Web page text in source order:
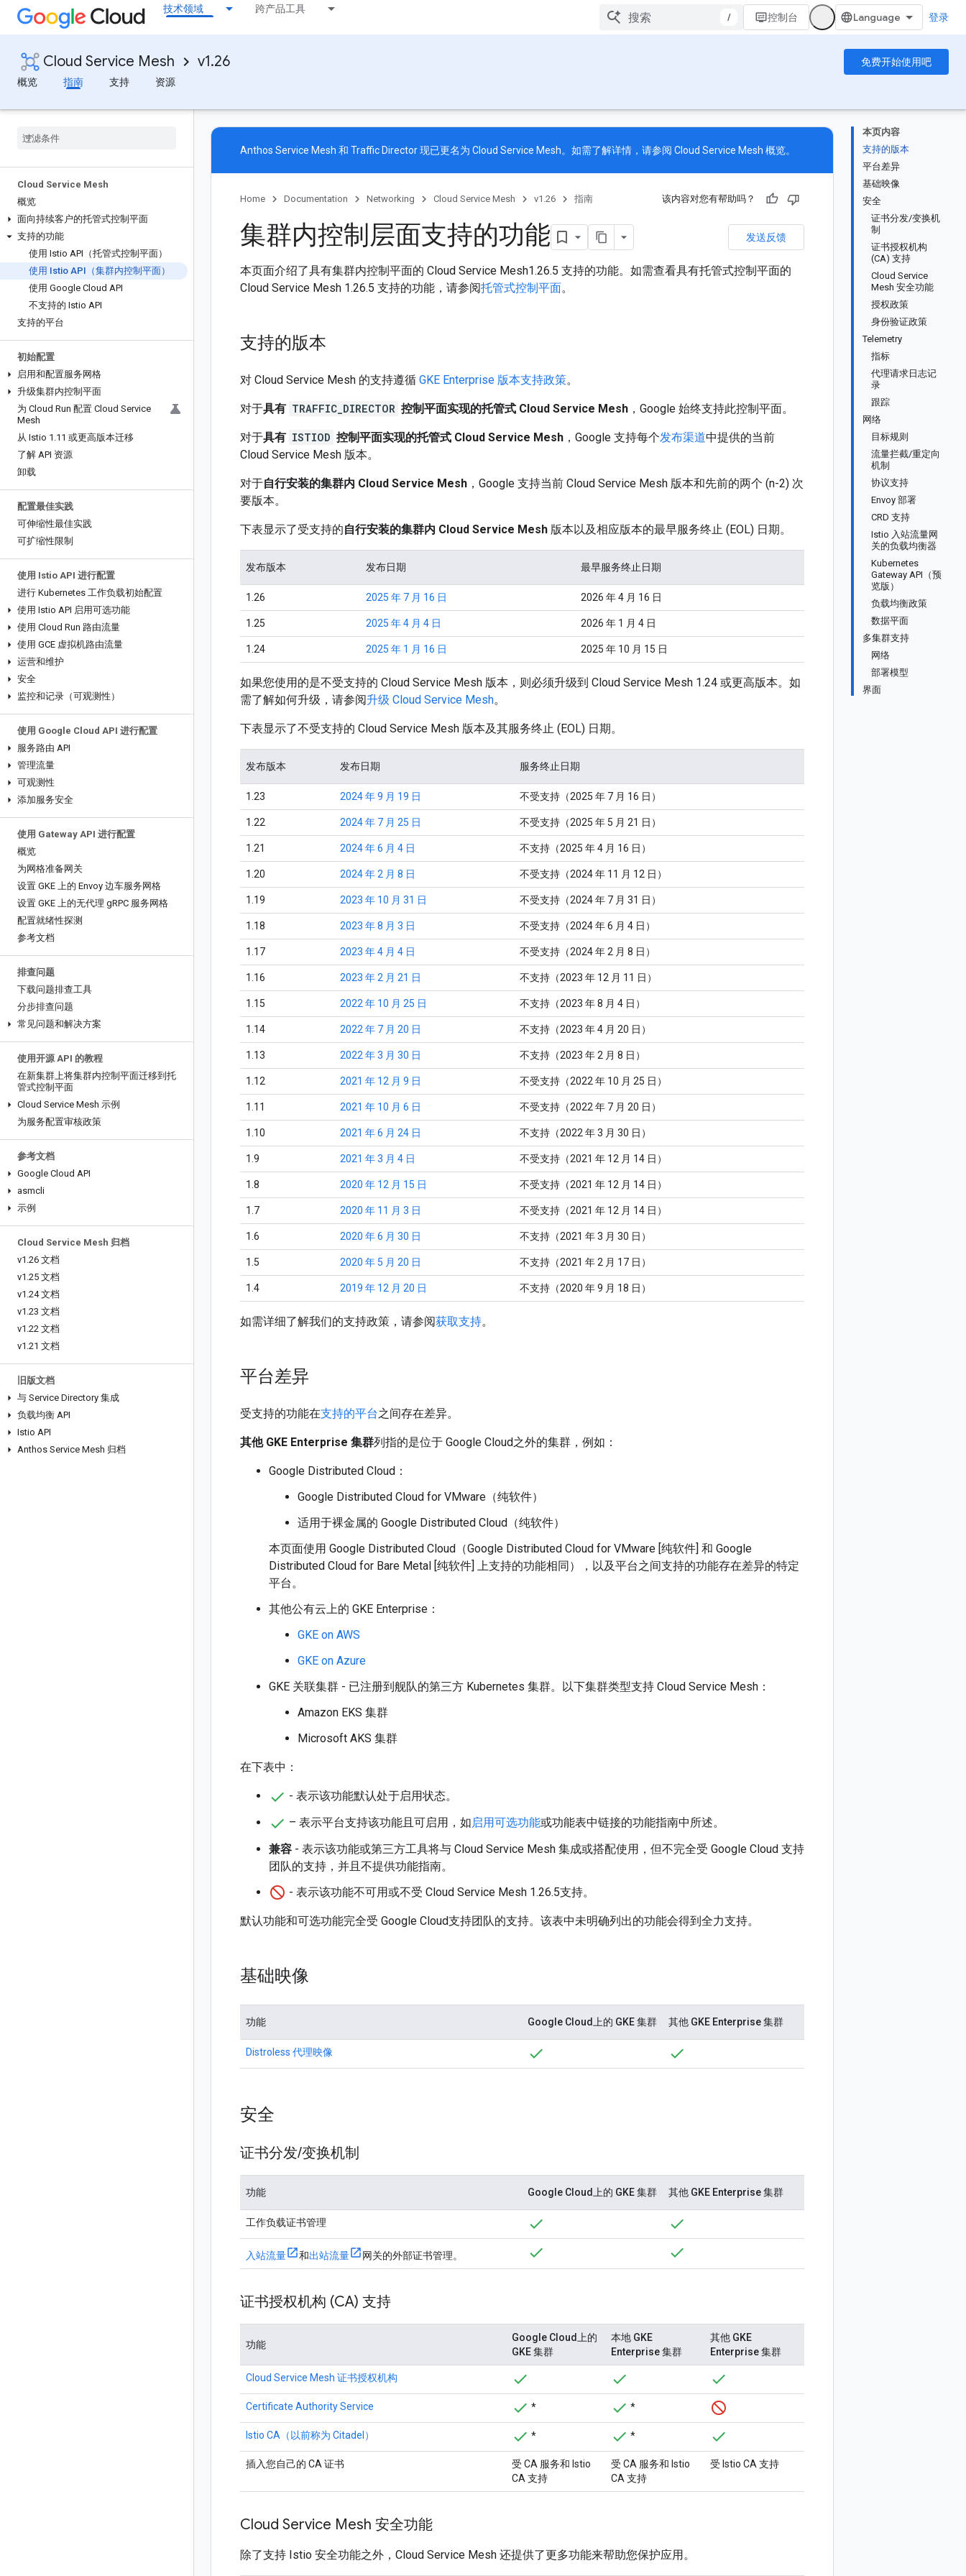
技术领域 跨产品工具
/ 控制台 登录
Cloud Service Mesh v1.26
免费开始使用吧
概览
指南 支持 资源
Cloud Service Mesh
概览
面向持续客户的托管式控制平面
支持的功能
使用 Istio API（托管式控制平面）
使用 Istio API（集群内控制平面）
使用 Google Cloud API
不支持的 Istio API
支持的平台
初始配置
启用和配置服务网格
升级集群内控制平面
为 Cloud Run 配置 Cloud Service
Mesh
从 Istio 1 .11 或更高版本迁移
了解 API 资源
卸载
配置最佳实践
可伸缩性最佳实践
可扩缩性限制
使用 Istio API 进行配置
进行 Kubernetes 工作负载初始配置
使用 Istio API 启用可选功能
使用 Cloud Run 路由流量
使用 GCE 虚拟机路由流量
运营和维护
安全
监控和记录（可观测性）
使用 Google Cloud API 进行配置
服务路由 API
管理流量
可观测性
添加服务安全
使用 Gateway API 进行配置
概览
为网格准备网关
设置 GKE 上的 Envoy 边车服务网格
设置 GKE 上的无代理 gRPC 服务网格
配置就绪性探测
参考文档
排查问题
下载问题排查工具
分步排查问题
常见问题和解决方案
使用开源 API 的教程
在新集群上将集群内控制平面迁移到托
管式控制平面
Cloud Service Mesh 示例
为服务配置审核政策
参考文档
Google Cloud API
asmcli
示例
Cloud Service Mesh 归档
v1 .26 文档
v1 .25 文档
v1 .24 文档
v1 .23 文档
v1 .22 文档
v1 .21 文档
旧版文档
与 Service Directory 集成
负载均衡 API
Istio API
Anthos Service Mesh 归档
本页内容
支持的版本
平台差异
基础映像
安全
证书分发/变换机
制
证书授权机构
(CA) 支持
Cloud Service
Mesh 安全功能
授权政策
身份验证政策
Telemetry
指标
代理请求日志记
录
跟踪
网络
目标规则
流量拦截/重定向
机制
协议支持
Envoy 部署
CRD 支持
Istio 入站流量网
关的负载均衡器
Kubernetes
Gateway API（预
览版）
负载均衡政策
数据平面
多集群支持
网络
部署模型
界面
Anthos Service Mesh 和 Traffic Director 现已更名为 Cloud Service Mesh。如需了解详情，请参阅 Cloud Service Mesh 概览。
Home Documentation Networking Cloud Service Mesh v1.26 指南 该内容对您有帮助吗？
发送反馈
集群内控制层面支持的功能
本页面介绍了具有集群内控制平面的 Cloud Service Mesh1.26.5 支持的功能。如需查看具有托管式控制平面的
Cloud Service Mesh 1.26.5 支持的功能，请参阅托管式控制平面。
支持的版本
对 Cloud Service Mesh 的支持遵循 GKE Enterprise 版本支持政策。
对于具有 TRAFFIC_DIRECTOR 控制平面实现的托管式 Cloud Service Mesh ，Google 始终支持此控制平面。
对于具有 ISTIOD 控制平面实现的托管式 Cloud Service Mesh ，Google 支持每个发布渠道中提供的当前
Cloud Service Mesh 版本。
对于自行安装的集群内 Cloud Service Mesh ，Google 支持当前 Cloud Service Mesh 版本和先前的两个 (n-2) 次
要版本。
下表显示了受支持的自行安装的集群内 Cloud Service Mesh 版本以及相应版本的最早服务终止 (EOL) 日期。
发布版本 发布日期 最早服务终止日期
1.26 2025 年 7 月 16 日 2026 年 4 月 16 日
1.25 2025 年 4 月 4 日 2026 年 1 月 4 日
1.24 2025 年 1 月 16 日 2025 年 10 月 15 日
如果您使用的是不受支持的 Cloud Service Mesh 版本，则必须升级到 Cloud Service Mesh 1.24 或更高版本。如
需了解如何升级，请参阅升级 Cloud Service Mesh。
下表显示了不受支持的 Cloud Service Mesh 版本及其服务终止 (EOL) 日期。
发布版本 发布日期 服务终止日期
1.23 2024 年 9 月 19 日 不受支持（2025 年 7 月 16 日）
1.22 2024 年 7 月 25 日 不受支持（2025 年 5 月 21 日）
1.21 2024 年 6 月 4 日 不支持（2025 年 4 月 16 日）
1.20 2024 年 2 月 8 日 不受支持（2024 年 11 月 12 日）
1.19 2023 年 10 月 31 日 不受支持（2024 年 7 月 31 日）
1.18 2023 年 8 月 3 日 不受支持（2024 年 6 月 4 日）
1.17 2023 年 4 月 4 日 不受支持（2024 年 2 月 8 日）
1.16 2023 年 2 月 21 日 不支持（2023 年 12 月 11 日）
1.15 2022 年 10 月 25 日 不支持（2023 年 8 月 4 日）
1.14 2022 年 7 月 20 日 不支持（2023 年 4 月 20 日）
1.13 2022 年 3 月 30 日 不支持（2023 年 2 月 8 日）
1.12 2021 年 12 月 9 日 不受支持（2022 年 10 月 25 日）
1.11 2021 年 10 月 6 日 不受支持（2022 年 7 月 20 日）
1.10 2021 年 6 月 24 日 不支持（2022 年 3 月 30 日）
1.9 2021 年 3 月 4 日 不受支持（2021 年 12 月 14 日）
1.8 2020 年 12 月 15 日 不受支持（2021 年 12 月 14 日）
1.7 2020 年 11 月 3 日 不受支持（2021 年 12 月 14 日）
1.6 2020 年 6 月 30 日 不支持（2021 年 3 月 30 日）
1.5 2020 年 5 月 20 日 不支持（2021 年 2 月 17 日）
1.4 2019 年 12 月 20 日 不支持（2020 年 9 月 18 日）
如需详细了解我们的支持政策，请参阅获取支持。
平台差异
受支持的功能在支持的平台之间存在差异。
其他 GKE Enterprise 集群列指的是位于 Google Cloud之外的集群，例如：
Google Distributed Cloud：
Google Distributed Cloud for VMware（纯软件）
适用于裸金属的 Google Distributed Cloud（纯软件）
本页面使用 Google Distributed Cloud（Google Distributed Cloud for VMware [纯软件] 和 Google
Distributed Cloud for Bare Metal [纯软件] 上支持的功能相同），以及平台之间支持的功能存在差异的特定
平台。
其他公有云上的 GKE Enterprise：
GKE on AWS
GKE on Azure
GKE 关联集群 - 已注册到舰队的第三方 Kubernetes 集群。以下集群类型支持 Cloud Service Mesh：
Amazon EKS 集群
Microsoft AKS 集群
在下表中：
- 表示该功能默认处于启用状态。
– 表示平台支持该功能且可启用，如 启用可选功能或功能表中链接的功能指南中所述。
兼容 - 表示该功能或第三方工具将与 Cloud Service Mesh 集成或搭配使用，但不完全受 Google Cloud 支持
团队的支持，并且不提供功能指南。
- 表示该功能不可用或不受 Cloud Service Mesh 1.26.5支持。
默认功能和可选功能完全受 Google Cloud支持团队的支持。该表中未明确列出的功能会得到全力支持。
基础映像
功能 Google Cloud上的 GKE 集群 其他 GKE Enterprise 集群
Distroless 代理映像
安全
证书分发/变换机制
功能 Google Cloud上的 GKE 集群 其他 GKE Enterprise 集群
工作负载证书管理
入站流量 和出站流量 网关的外部证书管理。
证书授权机构 (CA) 支持
功能
Google Cloud上的
GKE 集群
本地 GKE
Enterprise 集群
其他 GKE
Enterprise 集群
Cloud Service Mesh 证书授权机构
Certificate Authority Service * *
Istio CA（以前称为 Citadel） * *
插入您自己的 CA 证书
受 CA 服务和 Istio
CA 支持
受 CA 服务和 Istio
CA 支持
受 Istio CA 支持
Cloud Service Mesh 安全功能
除了支持 Istio 安全功能之外，Cloud Service Mesh 还提供了更多功能来帮助您保护应用。